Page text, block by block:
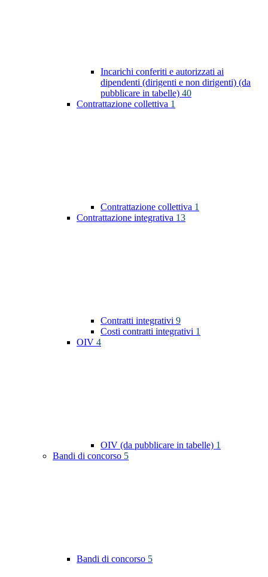
Incarichi conferiti e autorizzati ai
dipendenti (dirigenti e non dirigenti) (da
pubblicare in tabelle) 40
Contrattazione collettiva 1
Contrattazione collettiva 1
Contrattazione integrativa 13
Contratti integrativi 9
Costi contratti integrativi 1
OIV 4
OIV (da pubblicare in tabelle) 1
Bandi di concorso 5
Bandi di concorso 5